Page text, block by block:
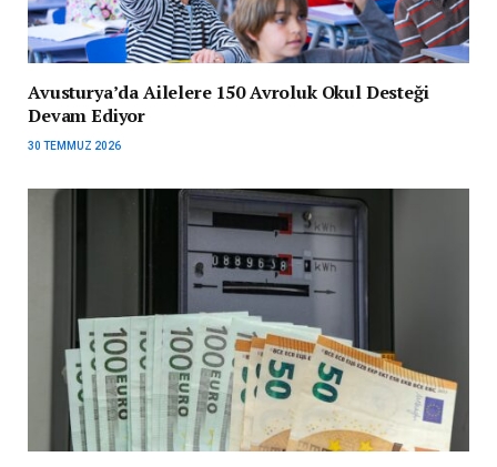
Avusturya’da Ailelere 150 Avroluk Okul Desteği
Devam Ediyor
30 TEMMUZ 2026